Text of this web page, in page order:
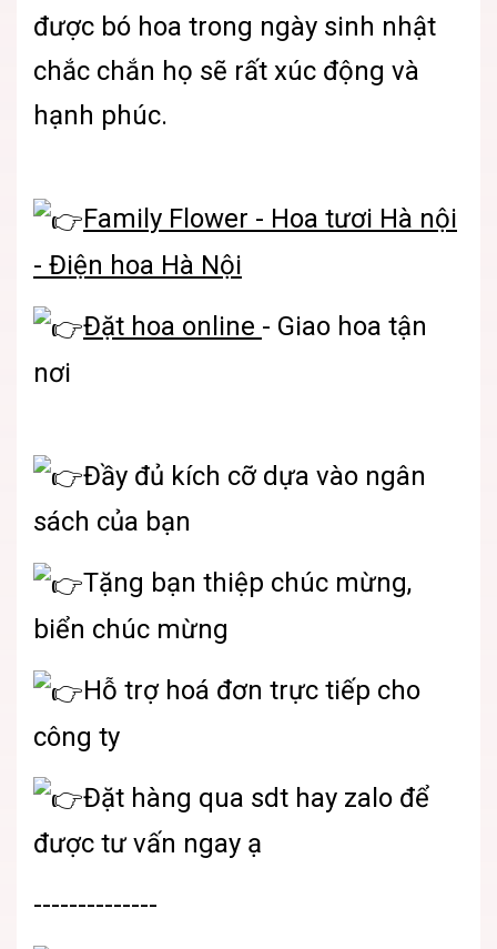
được bó hoa trong ngày sinh nhật
chắc chắn họ sẽ rất xúc động và
hạnh phúc.
Family Flower - Hoa tươi Hà nội
- Điện hoa Hà Nội
Đặt hoa online - Giao hoa tận
nơi
Đầy đủ kích cỡ dựa vào ngân
sách của bạn
Tặng bạn thiệp chúc mừng,
biển chúc mừng
Hỗ trợ hoá đơn trực tiếp cho
công ty
Đặt hàng qua sdt hay zalo để
được tư vấn ngay ạ
--------------